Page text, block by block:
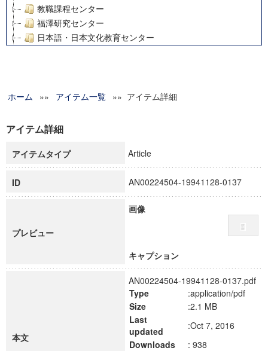
教職課程センター
福澤研究センター
日本語・日本文化教育センター
グローバルリサーチインスティテュート
科学研究費補助金研究成果報告書
慶應義塾大学グローバルCOEプログラム市民社会ガバナンス
慶應義塾大学グローバルCOEプログラム論理と感性の先端的
博士課程教育リーディングプログラム「超成熟社会発展のサ
学術雑誌掲載論文等(8)
ホーム »» アイテム一覧 »» アイテム詳細
アイテム詳細
アイテムタイプ Article
ID AN00224504-19941128-0137
プレビュー
画像
キャプション
本文
AN00224504-19941128-0137.pdf
Type
:application/pdf
Size
:2.1 MB
Last
updated
:Oct 7, 2016
Downloads
: 938